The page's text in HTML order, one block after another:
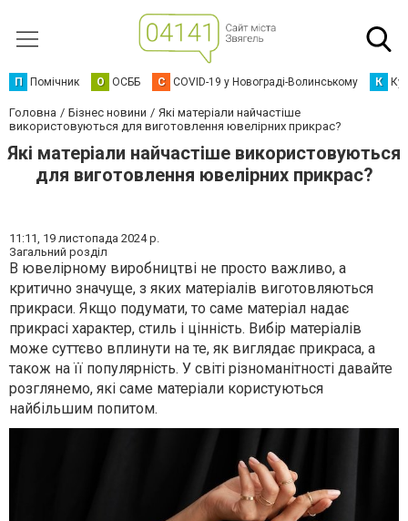
П Помічник О ОСББ C COVID-19 у Новограді-Волинському К
Головна Бізнес новини
Які матеріали найчастіше
використовуються для виготовлення ювелірних прикрас?
Які матеріали найчастіше використовуються
для виготовлення ювелірних прикрас?
11:11, 19 листопада 2024 р.
Загальний розділ
В ювелірному виробництві не просто важливо, а
критично значуще, з яких матеріалів виготовляються
прикраси. Якщо подумати, то саме матеріал надає
прикрасі характер, стиль і цінність. Вибір матеріалів
може суттєво вплинути на те, як виглядає прикраса, а
також на її популярність. У світі різноманітності давайте
розглянемо, які саме матеріали користуються
найбільшим попитом.